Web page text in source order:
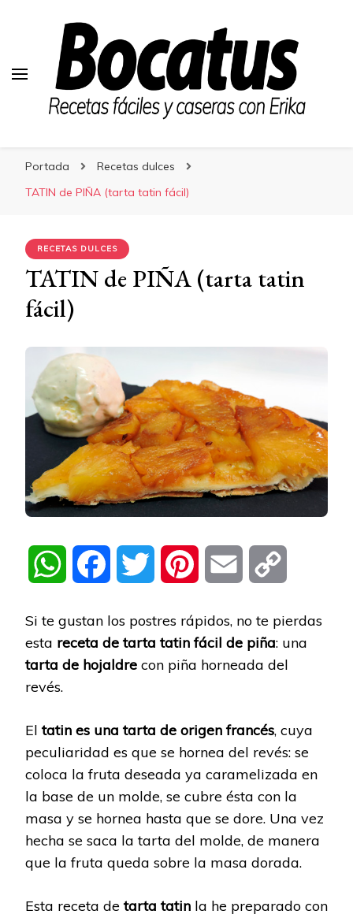
Portada
Recetas dulces
TATIN de PIÑA (tarta tatin fácil)
RECETAS DULCES
TATIN de PIÑA (tarta tatin
fácil)
WhatsAppFacebook Twitter Pinterest Email
Si te gustan los postres rápidos, no te pierdas
esta receta de tarta tatin fácil de piña: una
tarta de hojaldre con piña horneada del
revés.
Eltatin es una tarta de origen francés, cuya
peculiaridad es que se hornea del revés: se
coloca la fruta deseada ya caramelizada en
la base de un molde, se cubre ésta con la
masa y se hornea hasta que se dore. Una vez
hecha se saca la tarta del molde, de manera
que la fruta queda sobre la masa dorada.
Esta receta detarta tatin la he preparado con